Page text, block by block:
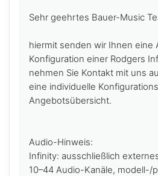
Sehr geehrtes Bauer-Music
hiermit senden wir Ihnen eine
Konfiguration einer Rodgers
nehmen Sie Kontakt mit uns
eine individuelle
Angebotsübersicht.
Audio-Hinweis:
Infinity: ausschließlich
10–44 Audio-Kanäle, modell-/